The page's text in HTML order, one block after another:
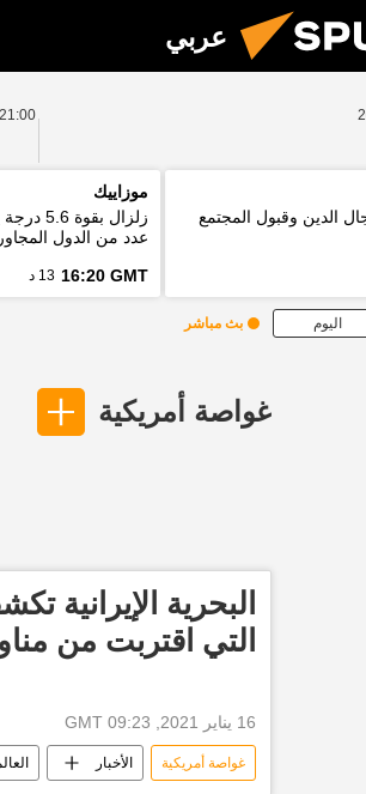
عربي
21:00
الدين وقبول المجتمع
موزاييك
زلزال
عدد من الدول
16:20 GMT 13 د
اليوم بث مباشر
غواصة أمريكية
البحرية الإيرانية
التي اقتربت من
16 يناير 2021, 09:23 GMT
غواصة أمريكية الأخبار